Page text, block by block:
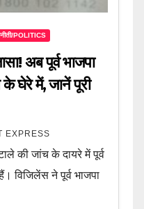
POLITICS
अब पूर्व भाजपा
घेरे में, जानें पूरी
EXPRESS
की जांच के दायरे में पूर्व
विजिलेंस ने पूर्व भाजपा